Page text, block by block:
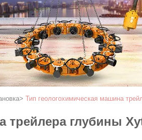
> Тип геологохимическая машина
трейлера глубины